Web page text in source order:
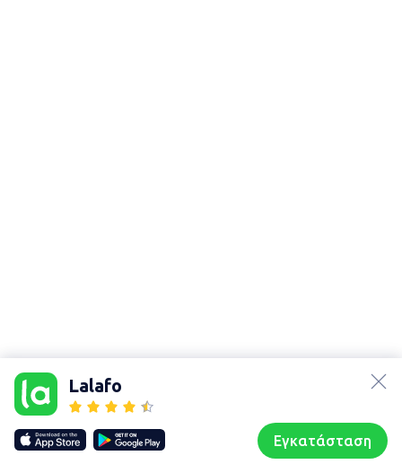
Lalafo
Εγκατάσταση
Our websites
lalafo.kg
lalafo.rs
lalafo.pl
Sitemap
Χάρτης
Συζητήσεις Προφίλ